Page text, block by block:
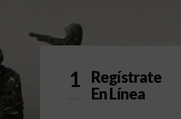
1
Regístrate
En Línea